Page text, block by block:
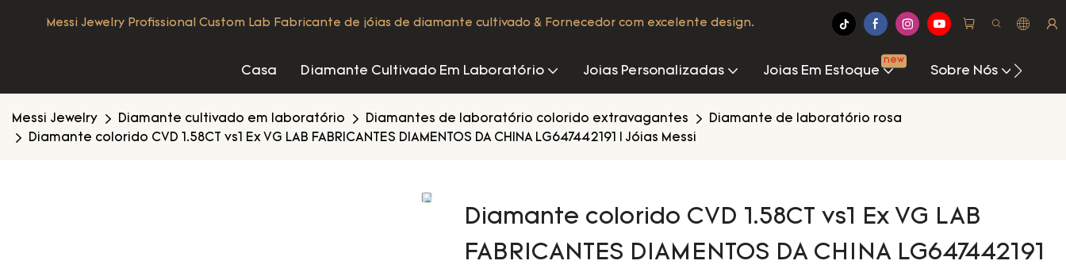
Messi Jewelry Profissional Custom Lab Fabricante de jóias de diamante cultivado & Fornecedor com excelente design.
Casa Diamante Cultivado Em Laboratório Joias Personalizadas Joias Em Estoque
new
Sobre Nós
Messi Jewelry Diamante cultivado em laboratório Diamantes de laboratório colorido extravagantes
Diamante de laboratório rosa
Diamante colorido CVD 1.58CT vs1 Ex VG LAB FABRICANTES DIAMENTOS DA CHINA LG647442191 | Jóias Messi
Diamante colorido CVD 1.58CT vs1 Ex VG LAB
FABRICANTES DIAMENTOS DA CHINA LG647442191